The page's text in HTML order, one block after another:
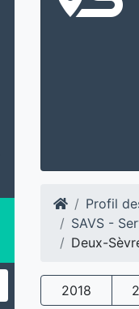
Profil
SAVS -
Deux-
2018